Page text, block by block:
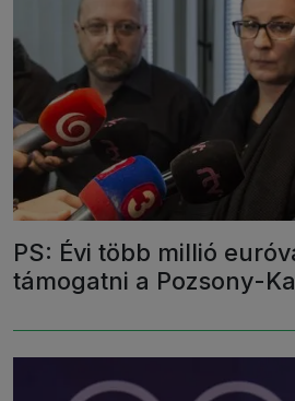
PS: Évi több millió
támogatni a Pozsony-